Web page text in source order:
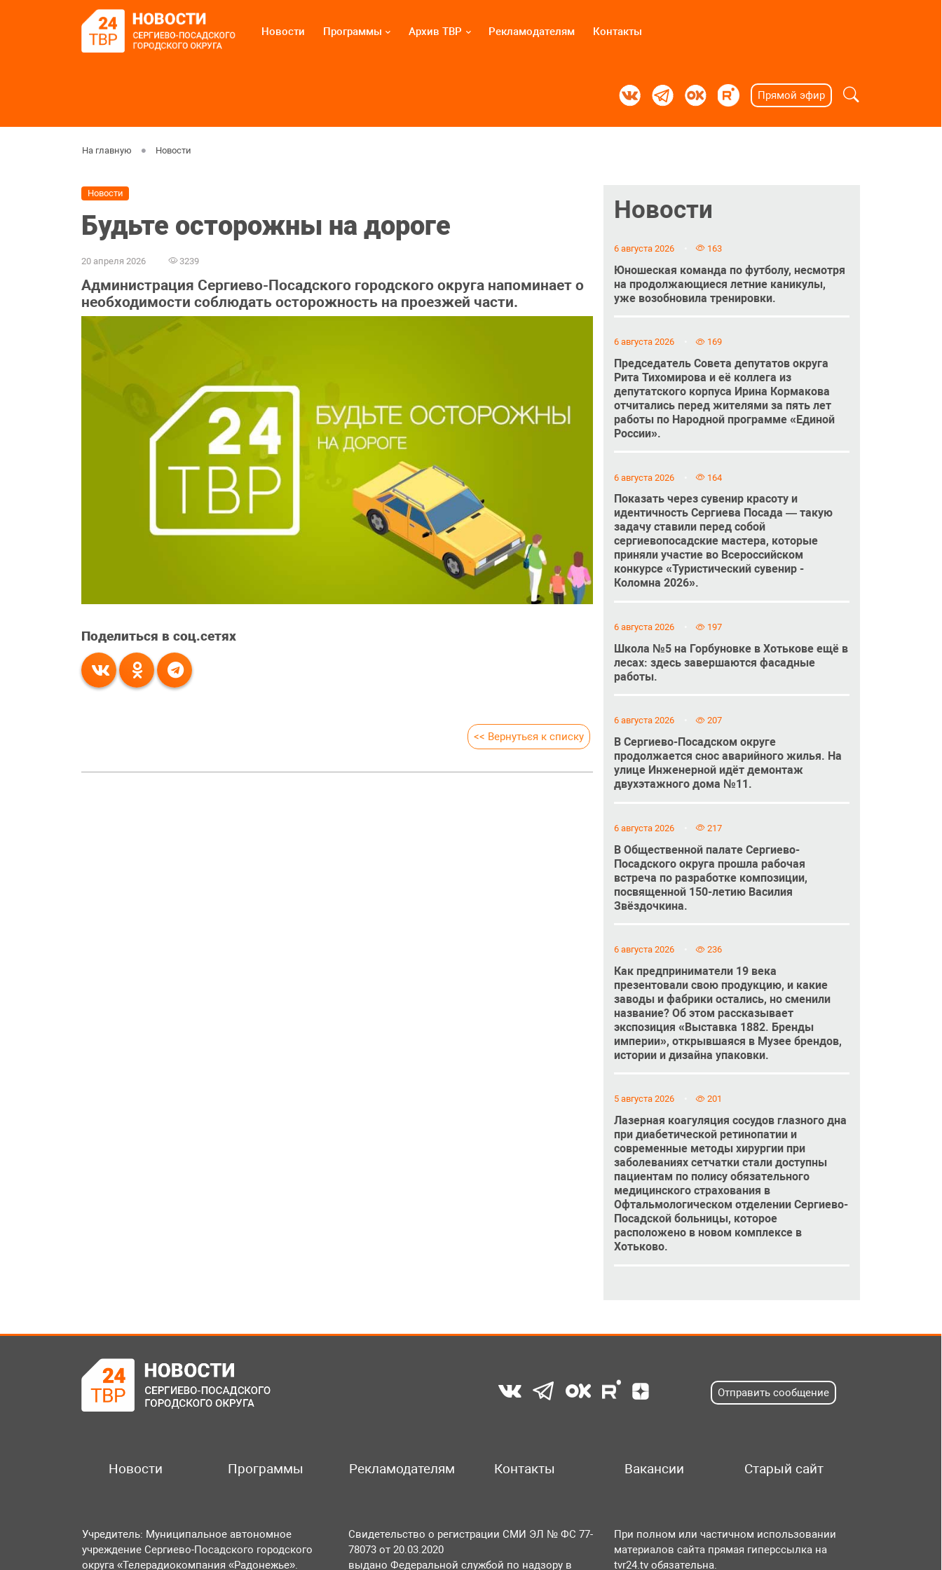
Новости Программы Архив ТВР Рекламодателям Контакты
Прямой эфир
На главную Новости
Новости
Будьте осторожны на дороге
20 апреля 2026 3239
Администрация Сергиево-Посадского городского округа напоминает о
необходимости соблюдать осторожность на проезжей части.
Поделиться в соц.сетях
<< Вернуться к списку
Новости
6 августа 2026 163
Юношеская команда по футболу, несмотря
на продолжающиеся летние каникулы,
уже возобновила тренировки.
6 августа 2026 169
Председатель Совета депутатов округа
Рита Тихомирова и её коллега из
депутатского корпуса Ирина Кормакова
отчитались перед жителями за пять лет
работы по Народной программе «Единой
России».
6 августа 2026 164
Показать через сувенир красоту и
идентичность Сергиева Посада — такую
задачу ставили перед собой
сергиевопосадские мастера, которые
приняли участие во Всероссийском
конкурсе «Туристический сувенир -
Коломна 2026».
6 августа 2026 197
Школа №5 на Горбуновке в Хотькове ещё в
лесах: здесь завершаются фасадные
работы.
6 августа 2026 207
В Сергиево-Посадском округе
продолжается снос аварийного жилья. На
улице Инженерной идёт демонтаж
двухэтажного дома №11.
6 августа 2026 217
В Общественной палате Сергиево-
Посадского округа прошла рабочая
встреча по разработке композиции,
посвященной 150-летию Василия
Звёздочкина.
6 августа 2026 236
Как предприниматели 19 века
презентовали свою продукцию, и какие
заводы и фабрики остались, но сменили
название? Об этом рассказывает
экспозиция «Выставка 1882. Бренды
империи», открывшаяся в Музее брендов,
истории и дизайна упаковки.
5 августа 2026 201
Лазерная коагуляция сосудов глазного дна
при диабетической ретинопатии и
современные методы хирургии при
заболеваниях сетчатки стали доступны
пациентам по полису обязательного
медицинского страхования в
Офтальмологическом отделении Сергиево-
Посадской больницы, которое
расположено в новом комплексе в
Хотьково.
Отправить сообщение
Новости Программы Рекламодателям Контакты Вакансии Старый сайт
Учредитель: Муниципальное автономное
учреждение Сергиево-Посадского городского
округа «Телерадиокомпания «Радонежье».
Свидетельство о регистрации СМИ ЭЛ № ФС 77-
78073 от 20.03.2020
выдано Федеральной службой по надзору в
При полном или частичном использовании
материалов сайта прямая гиперссылка на
tvr24.tv обязательна.